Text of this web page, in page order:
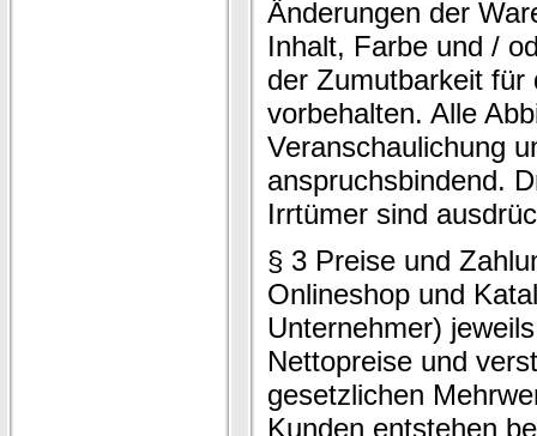
Änderungen der
Inhalt, Farbe und /
der Zumutbarkeit für
vorbehalten. Alle
Veranschaulichung
anspruchsbindend.
Irrtümer sind
§ 3 Preise und
Onlineshop und
Unternehmer)
Nettopreise und
gesetzlichen
Kunden entstehen